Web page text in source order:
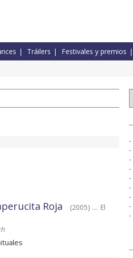
Tráilers Festivales y premios
Roja
(2005) .... El